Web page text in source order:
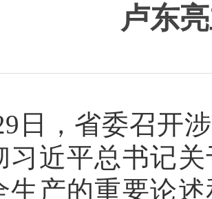
卢东
日，省委召开
习近平总书记
生产的重要论